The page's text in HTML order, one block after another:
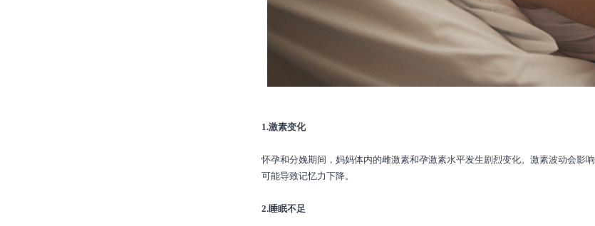
1.激素变化
怀孕和分娩期间，妈妈体内的雌激素和孕激素水平发生剧烈变化。激素波动会影
可能导致记忆力下降。
2.睡眠不足